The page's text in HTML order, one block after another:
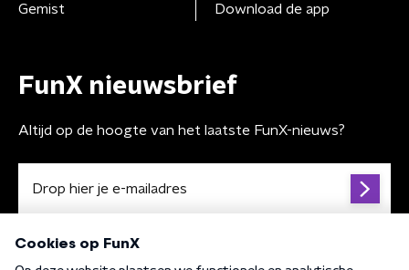
Gemist
Download de app
FunX nieuwsbrief
Altijd op de hoogte van het laatste FunX-nieuws?